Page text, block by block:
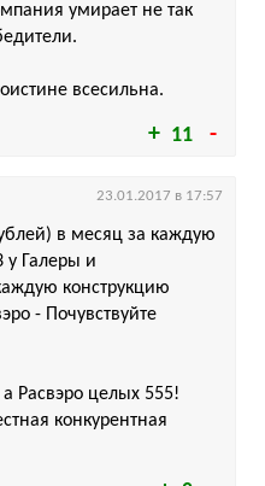
11
умирает не так
всесильна.
в месяц за каждую
у Галеры и
конструкцию
- Почувствуйте
Расвэро целых 555!
конкурентная
23.01.2017 в 17:57